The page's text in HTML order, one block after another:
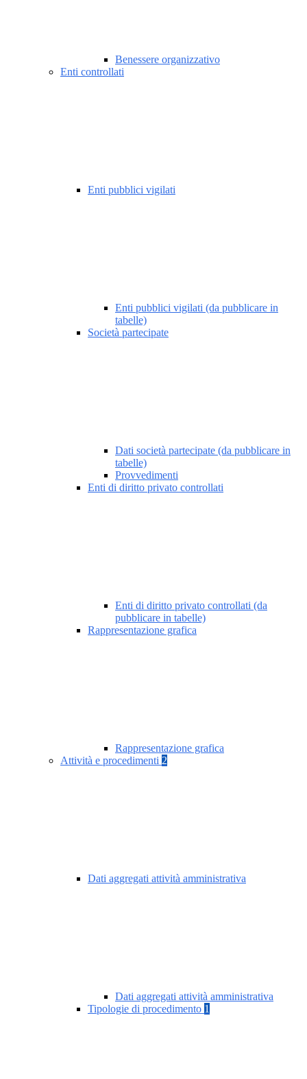
Benessere organizzativo
Enti controllati
Enti pubblici vigilati
Enti pubblici vigilati (da pubblicare in
tabelle)
Società partecipate
Dati società partecipate (da pubblicare in
tabelle)
Provvedimenti
Enti di diritto privato controllati
Enti di diritto privato controllati (da
pubblicare in tabelle)
Rappresentazione grafica
Rappresentazione grafica
Attività e procedimenti 2
Dati aggregati attività amministrativa
Dati aggregati attività amministrativa
Tipologie di procedimento 1